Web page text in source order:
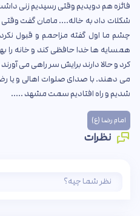
فائزه هم دویدیم وقتی رسیدیم زنی
شکلات داد به خاله.... مامان گفت
چشم ما اول گفته مزاحمم و قبول
همسایه ها خدا حافظی کند و خانه را
کرد و حالا دارند برایش سر راهی می
می دهند. با صدای صلوات اهالی و یا
شدیم و راه افتادیم سمت مشهد .....
امام رضا (ع)
نظرات